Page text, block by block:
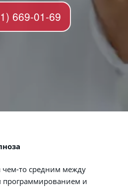
669-01-69
чем-то средним между
программированием и